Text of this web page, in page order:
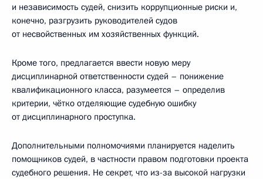
и независимость судей, снизить коррупционные риски и,
конечно, разгрузить руководителей судов
от несвойственных им хозяйственных функций.
Кроме того, предлагается ввести новую меру
дисциплинарной ответственности судей – понижение
квалификационного класса, разумеется – определив
критерии, чётко отделяющие судебную ошибку
от дисциплинарного проступка.
Дополнительными полномочиями планируется наделить
помощников судей, в частности правом подготовки проекта
судебного решения. Не секрет, что из-за высокой нагрузки